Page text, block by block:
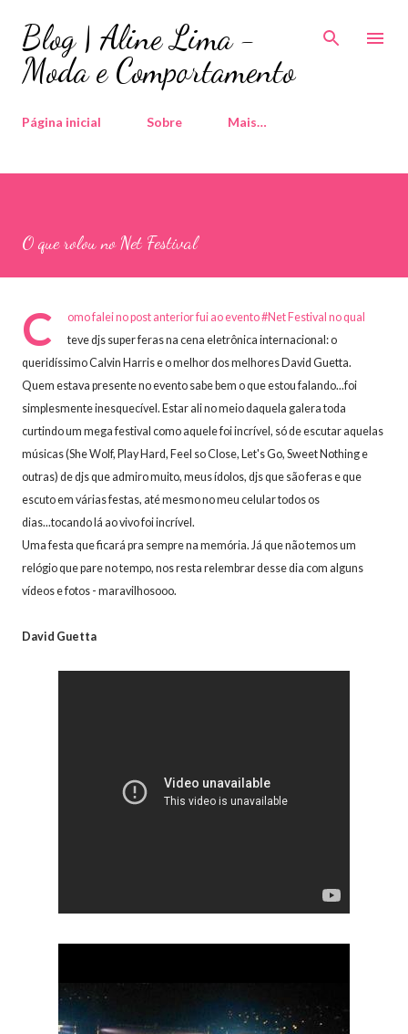
Pular para o conteúdo principal
Blog | Aline Lima -
Moda e Comportamento
Página inicial Sobre Mais…
O que rolou no Net Festival
C
omo falei no post anterior fui ao evento #Net Festival no qual
teve djs super feras na cena eletrônica internacional: o
queridíssimo Calvin Harris e o melhor dos melhores David Guetta.
Quem estava presente no evento sabe bem o que estou falando...foi
simplesmente inesquecível. Estar ali no meio daquela galera toda
curtindo um mega festival como aquele foi incrível, só de escutar aquelas
músicas (She Wolf, Play Hard, Feel so Close, Let's Go, Sweet Nothing e
outras) de djs que admiro muito, meus ídolos, djs que são feras e que
escuto em várias festas, até mesmo no meu celular todos os
dias...tocando lá ao vivo foi incrível.
Uma festa que ficará pra sempre na memória. Já que não temos um
relógio que pare no tempo, nos resta relembrar desse dia com alguns
vídeos e fotos - maravilhosooo.
David Guetta